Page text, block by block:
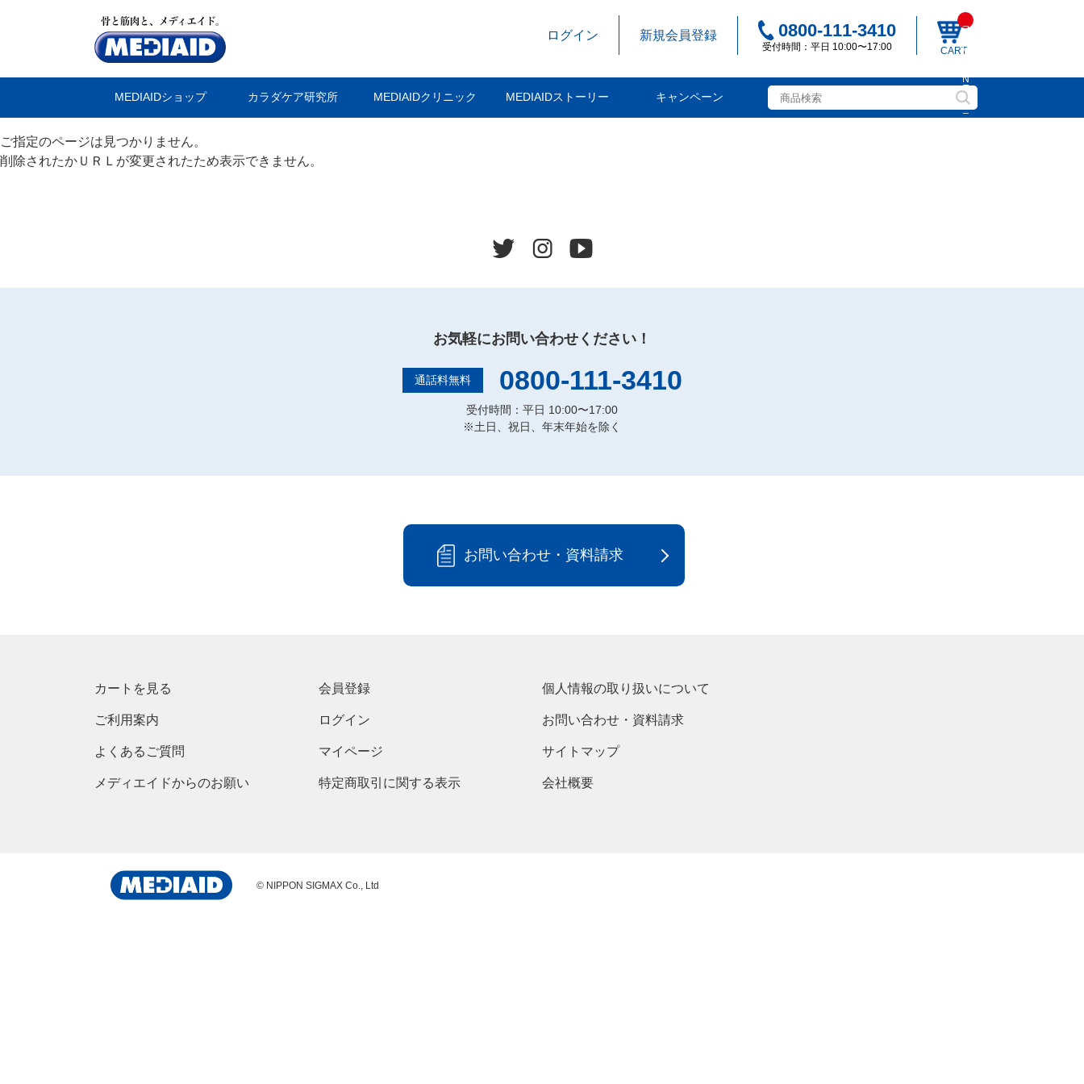
ログイン 新規会員登録 0800-111-3410
受付時間：平日 10:00〜17:00 CART
_I
M
N
T
_
_
MEDIAIDショップ カラダケア研究所 MEDIAIDクリニック MEDIAIDストーリー キャンペーン
ご指定のページは見つかりません。
削除されたかＵＲＬが変更されたため表示できません。
お気軽にお問い合わせください！
通話料無料 0800-111-3410
受付時間：平日 10:00〜17:00
※土日、祝日、年末年始を除く
お問い合わせ・資料請求
カートを見る
ご利用案内
よくあるご質問
メディエイドからのお願い
会員登録
ログイン
マイページ
特定商取引に関する表示
個人情報の取り扱いについて
お問い合わせ・資料請求
サイトマップ
会社概要
© NIPPON SIGMAX Co., Ltd